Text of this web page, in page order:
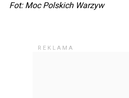
Fot: Moc Polskich Warzyw